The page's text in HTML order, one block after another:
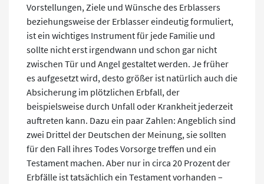
Vorstellungen, Ziele und Wünsche des Erblassers
beziehungsweise der Erblasser eindeutig formuliert,
ist ein wichtiges Instrument für jede Familie und
sollte nicht erst irgendwann und schon gar nicht
zwischen Tür und Angel gestaltet werden. Je früher
es aufgesetzt wird, desto größer ist natürlich auch die
Absicherung im plötzlichen Erbfall, der
beispielsweise durch Unfall oder Krankheit jederzeit
auftreten kann. Dazu ein paar Zahlen: Angeblich sind
zwei Drittel der Deutschen der Meinung, sie sollten
für den Fall ihres Todes Vorsorge treffen und ein
Testament machen. Aber nur in circa 20 Prozent der
Erbfälle ist tatsächlich ein Testament vorhanden –